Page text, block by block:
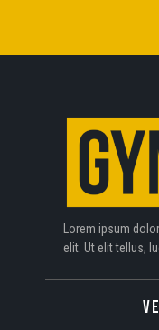
Lorem ipsum
elit. Ut elit tellus,